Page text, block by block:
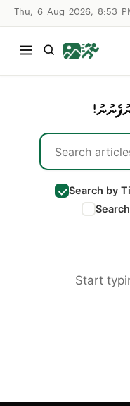
Thu, 6 Aug 2026, 8:53
Search by
Start